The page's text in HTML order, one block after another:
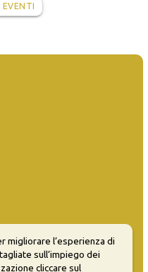
migliorare l’esperienza di
sull’impiego dei
cliccare sul